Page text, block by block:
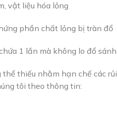
vật liệu hóa lỏng
phần chất lỏng bị tràn đổ
1 lần mà không lo đổ
thiếu nhằm hạn chế các
tôi theo thông tin: